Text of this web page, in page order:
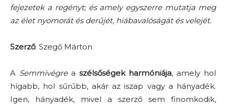
fejezetek a regényt; és amely egyszerre mutatja meg
az élet nyomorát és derűjét, hiábavalóságát és velejét.
Szerző: Szegő Márton
A Semmivégrea szélsőségek harmóniája, amely hol
hígabb, hol sűrűbb, akár az iszap vagy a hányadék.
Igen, hányadék, mivel a szerző sem finomkodik,